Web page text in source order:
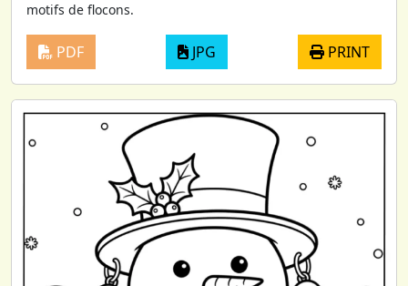
motifs de flocons.
PDF JPG PRINT